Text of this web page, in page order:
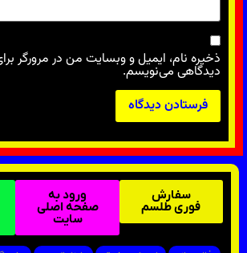
ذخیره نام، ایمیل و وبسایت من در مرورگر
دیدگاهی می‌نویسم.
سفارش
فوری طلسم
ورود به
صفحه اصلی
سایت